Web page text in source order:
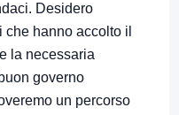
Desidero
hanno accolto il
la necessaria
governo
un percorso